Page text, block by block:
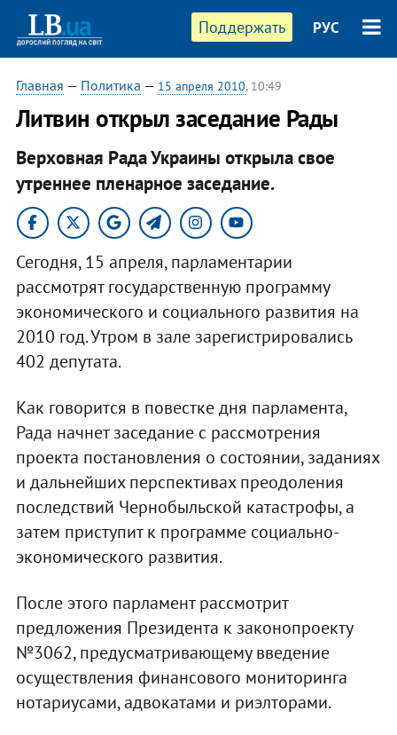
Поддержать РУС
Главная — Политика — 15 апреля 2010, 10:49
Литвин открыл заседание Рады
Верховная Рада Украины открыла свое
утреннее пленарное заседание.
Сегодня, 15 апреля, парламентарии
рассмотрят государственную программу
экономического и социального развития на
2010 год. Утром в зале зарегистрировались
402 депутата.
Как говорится в повестке дня парламента,
Рада начнет заседание с рассмотрения
проекта постановления о состоянии, заданиях
и дальнейших перспективах преодоления
последствий Чернобыльской катастрофы, а
затем приступит к программе социально-
экономического развития.
После этого парламент рассмотрит
предложения Президента к законопроекту
№3062, предусматривающему введение
осуществления финансового мониторинга
нотариусами, адвокатами и риэлторами.